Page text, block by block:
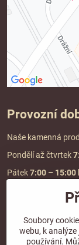
Provozní
Naše kamenná
Pondělí až čtvrtek
Pátek7:00 – 15:00
Doprava a
DOPRAVA ZDARMA
Soubory
webu, k
používání.